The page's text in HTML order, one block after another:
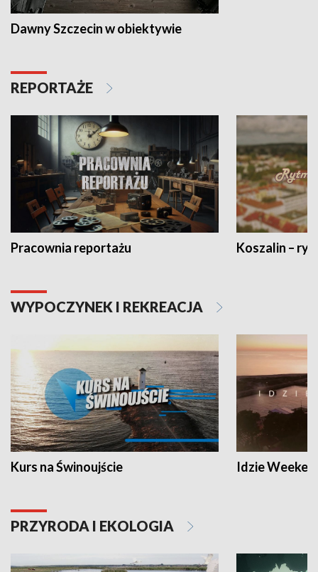
Dawny Szczecin w obiektywie
REPORTAŻE
Pracownia reportażu Koszalin –
WYPOCZYNEK I REKREACJA
Kurs na Świnoujście Idzie
PRZYRODA I EKOLOGIA